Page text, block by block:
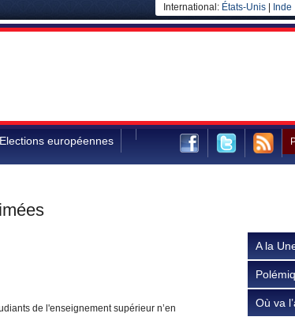
International: États-Unis Inde
Elections européennes
de l'enseignement supérieur n’en
A la
Où va